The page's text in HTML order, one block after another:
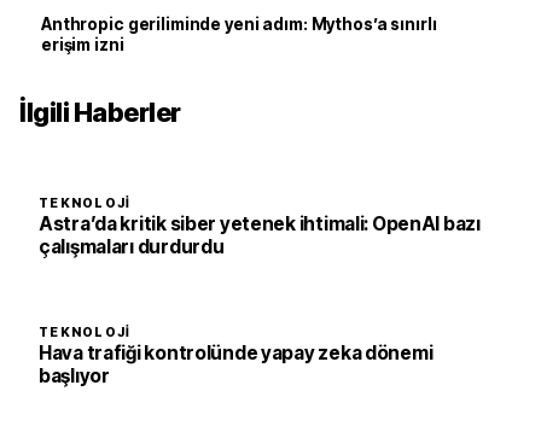
Anthropic geriliminde yeni adım: Mythos’a sınırlı
erişim izni
İlgili Haberler
TEKNOLOJI
Astra’da kritik siber yetenek ihtimali: OpenAI bazı
çalışmaları durdurdu
TEKNOLOJI
Hava trafiği kontrolünde yapay zeka dönemi
başlıyor